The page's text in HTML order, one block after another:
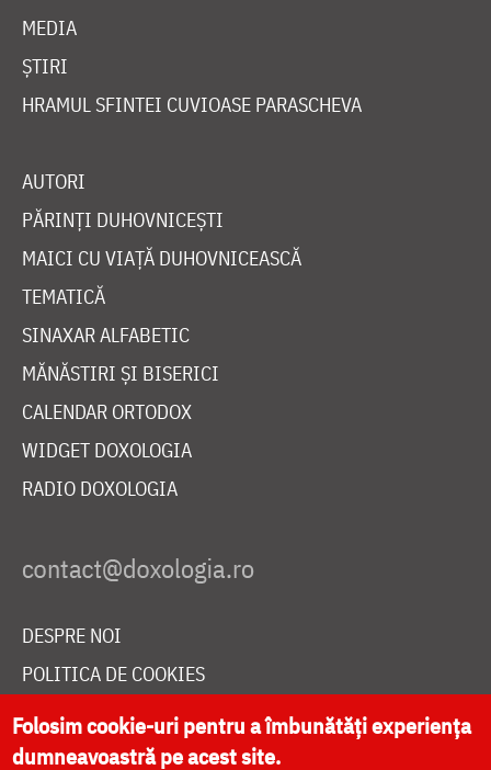
MEDIA
ȘTIRI
HRAMUL SFINTEI CUVIOASE PARASCHEVA
AUTORI
PĂRINȚI DUHOVNICEȘTI
MAICI CU VIAȚĂ DUHOVNICEASCĂ
TEMATICĂ
SINAXAR ALFABETIC
MĂNĂSTIRI ȘI BISERICI
CALENDAR ORTODOX
WIDGET DOXOLOGIA
RADIO DOXOLOGIA
DESPRE NOI
POLITICA DE COOKIES
DONEAZĂ ONLINE PENTRU CATEDRALA NAȚIONALĂ
Folosim cookie-uri pentru a îmbunătăți experiența
dumneavoastră pe acest site.